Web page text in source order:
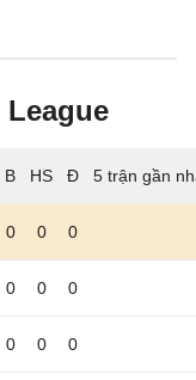
5 trận gần
0 0 0
0 0 0
0 0 0